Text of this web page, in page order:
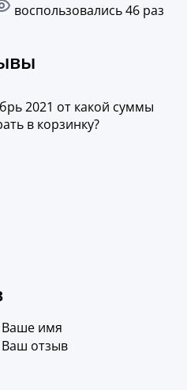
воспользовались 46 раз
2021 от какой суммы
в корзинку?
Ваше имя
Ваш отзыв